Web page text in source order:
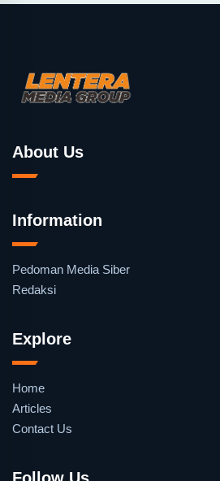
About Us
Information
Pedoman Media Siber
Redaksi
Explore
Home
Articles
Contact Us